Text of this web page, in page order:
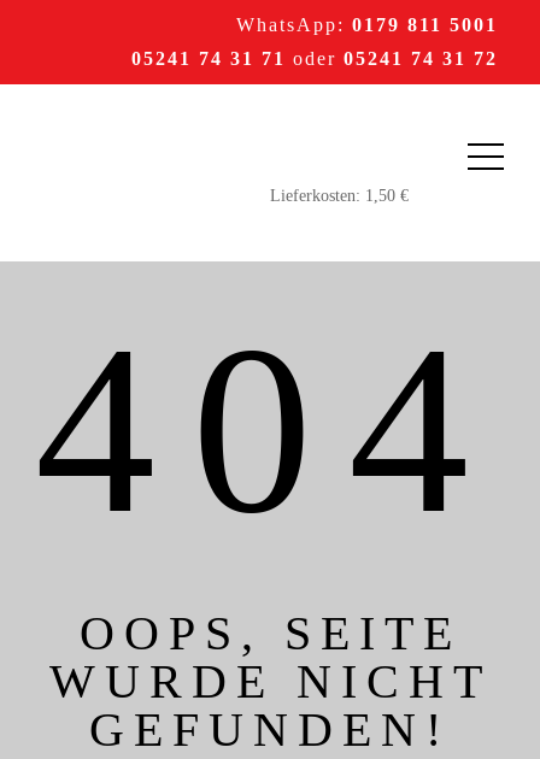
WhatsApp: 0179 811 5001
05241 74 31 71 oder 05241 74 31 72
404
OOPS, SEITE
WURDE NICHT
GEFUNDEN!